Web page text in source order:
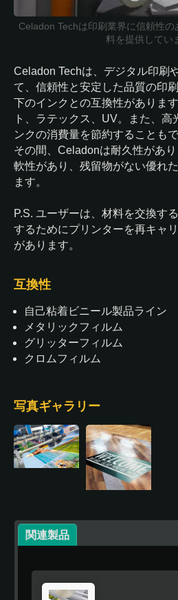
Celadon Techは印刷業界に信頼性
料を提供してい
Celadon Techは、デジタル印刷
て、信頼性と安定した品質の印
下のインクとの互換性がありま
ト、ラテックス、UV。また、高
ンクの消費量を節約することもで
その間、Celadonは耐久性があ
軟性があり、残留物がない優れ
ます。
P.S. ユーザーは、材料を交換す
するためにプリンターを再キャ
があります。
互換性
自己粘着ビニール製品ライン
メタリックフィルム
グリッターフィルム
クロムフィルム
写真ギャラリー
関連製品